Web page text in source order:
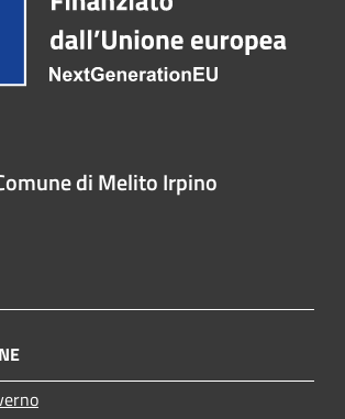
di Melito Irpino